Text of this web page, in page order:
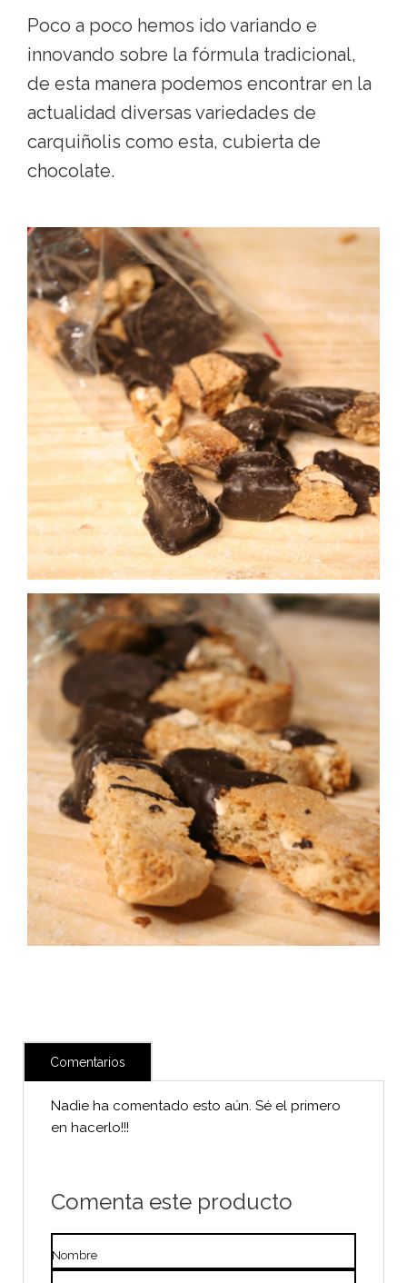
Poco a poco hemos ido variando e
innovando sobre la fórmula tradicional,
de esta manera podemos encontrar en la
actualidad diversas variedades de
carquiñolis como esta, cubierta de
chocolate.
Comentarios
Nadie ha comentado esto aún. Sé el primero
en hacerlo!!!
Comenta este producto
Nombre